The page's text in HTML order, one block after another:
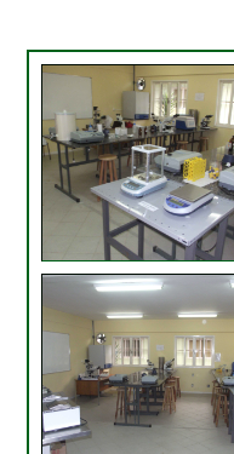
Guia de boas práticas